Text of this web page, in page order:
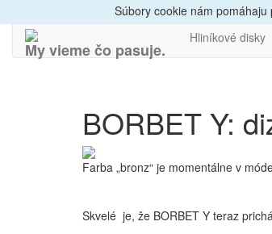
Dovoz do 24h
My vieme čo pasuje.
Hliníkové disky
BORBET Y:
Farba „bronz“ je momentálne v
Skvelé je, že BORBET Y teraz
Súbory cookie nám